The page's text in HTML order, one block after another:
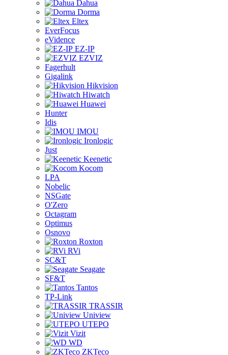
Dahua
Dorma
Eltex
EverFocus
eVidence
EZ-IP
EZVIZ
Fagerhult
Gigalink
Hikvision
Hiwatch
Huawei
Hunter
Idis
IMOU
Ironlogic
Just
Keenetic
Kocom
LPA
Nobelic
NSGate
O'Zero
Octagram
Optimus
Osnovo
Roxton
RVi
SC&T
Seagate
SF&T
Tantos
TP-Link
TRASSIR
Uniview
UTEPO
Vizit
WD
ZKTeco